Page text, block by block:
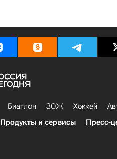
Биатлон ЗОЖ Хоккей
Продукты и сервисы Пресс-